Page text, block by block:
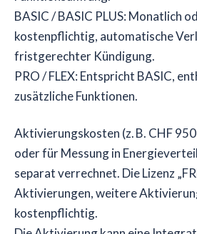
BASIC / BASIC PLUS: Monatlich
kostenpflichtig, automatische
fristgerechter Kündigung.
PRO / FLEX: Entspricht BASIC,
zusätzliche Funktionen.
Aktivierungskosten (z. B. CHF
oder für Messung in
separat verrechnet. Die Lizenz
Aktivierungen, weitere
kostenpflichtig.